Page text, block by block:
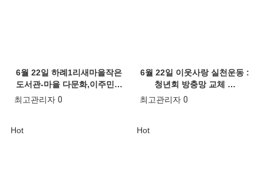
6월 22일 하례1리새마을작은
도서관-마을 다문화,이주민…
최고관리자 0
6월 22일 이웃사랑 실천운동 :
청년회 방충망 교체 …
최고관리자 0
Hot Hot